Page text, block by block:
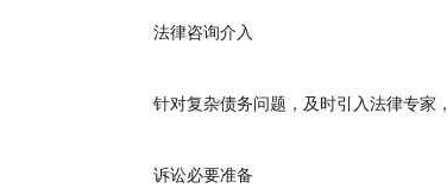
法律咨询介入
针对复杂债务问题，及时引入法律专家，
诉讼必要准备